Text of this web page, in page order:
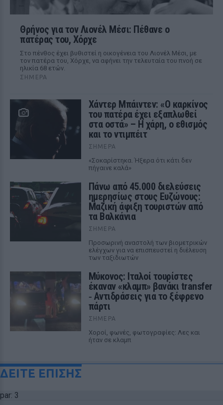
Θρήνος για τον Λιονέλ Μέσι: Πέθανε ο
πατέρας του, Χόρχε
Στο πένθος έχει βυθιστεί η οικογένεια του Λιονέλ Μέσι, με
τον πατέρα του, Χόρχε, να αφήνει την τελευταία του πνοή σε
ηλικία 68 ετών.
ΣΉΜΕΡΑ
Χάντερ Μπάιντεν: «Ο καρκίνος
του πατέρα έχει εξαπλωθεί
στα οστά» – Η χάρη, ο εθισμός
και το ντιμπέιτ
ΣΉΜΕΡΑ
«Σοκαρίστηκα. Ήξερα ότι κάτι δεν
πήγαινε καλά»
Πάνω από 45.000 διελεύσεις
ημερησίως στους Ευζώνους:
Μαζική άφιξη τουριστών από
τα Βαλκάνια
ΣΉΜΕΡΑ
Προσωρινή αναστολή των βιομετρικών
ελέγχων για να επισπευστεί η διέλευση
των ταξιδιωτών
Μύκονος: Ιταλοί τουρίστες
έκαναν «κλαμπ» βανάκι transfer
‑ Αντιδράσεις για το ξέφρενο
πάρτι
ΣΉΜΕΡΑ
Χοροί, φωνές, φωτογραφίες: Λες και
ήταν σε κλαμπ
ΔΕΙΤΕ ΕΠΙΣΗΣ
par: 3